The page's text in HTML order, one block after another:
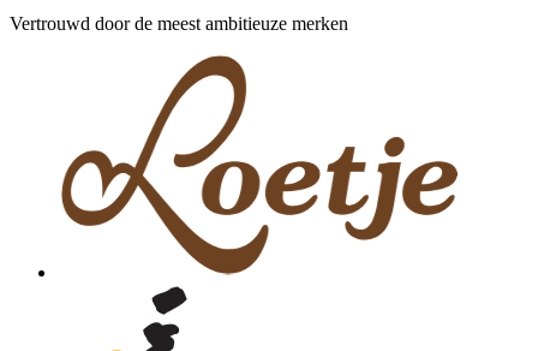
Vertrouwd door de meest ambitieuze merken